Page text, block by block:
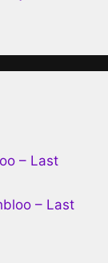
– Last
– Last